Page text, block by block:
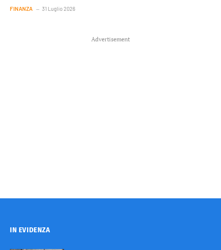
FINANZA 31 Luglio 2026
Advertisement
IN EVIDENZA